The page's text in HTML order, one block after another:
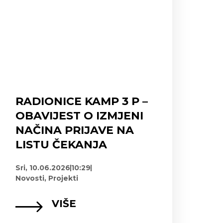
RADIONICE KAMP 3 P –
OBAVIJEST O IZMJENI
NAČINA PRIJAVE NA
LISTU ČEKANJA
Sri, 10.06.202610:29
Novosti, Projekti
VIŠE